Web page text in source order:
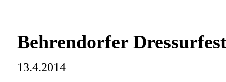
Behrendorfer
13.4.2014